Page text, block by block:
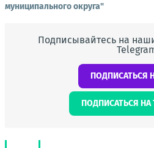
муниципального округа"
Подписывайтесь на
ПОДПИСАТЬСЯ
ПОДПИСАТЬСЯ НА